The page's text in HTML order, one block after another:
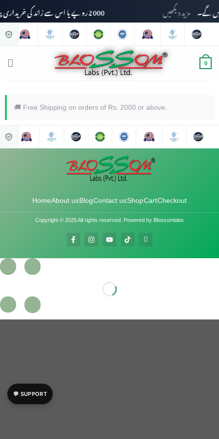
2000 روپے یا اس سے زائد کی خریداری پر ڈیلیوری چارجز وصول نہیں کیے جائیں گے۔ مزید دیکھیں
0
🚚 Free Shipping on orders of Rs. 2000 or above.
💬 SUPPORT
HomeAbout usBlogContact usShopCartCheckout
Copyright © 2025 All rights reserved. Powered by Blossomlabs